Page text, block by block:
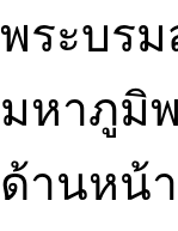
พระบร
มหาภูมิ
ด้านหน้